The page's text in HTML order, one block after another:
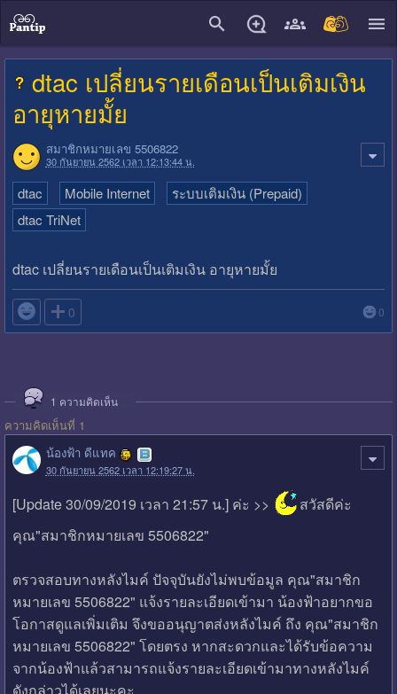
dtac เปลี่ยนรายเดือนเป็นเติมเงิน
อายุหายมั้ย
สมาชิกหมายเลข 5506822
30 กันยายน 2562 เวลา 12:13:44 น.
dtac Mobile Internet
ระบบเติมเงิน (Prepaid)
dtac TriNet
dtac เปลี่ยนรายเดือนเป็นเติมเงิน อายุหายมั้ย
 0 0
1 ความคิดเห็น
ความคิดเห็นที่ 1
น้องฟ้า ดีแทค
30 กันยายน 2562 เวลา 12:19:27 น.
[Update 30/09/2019 เวลา 21:57 น.] ค่ะ >>
สวัสดีค่ะ
คุณ"สมาชิกหมายเลข 5506822"
ตรวจสอบทางหลังไมค์ ปัจจุบันยังไม่พบข้อมูล คุณ"สมาชิก
หมายเลข 5506822" แจ้งรายละเอียดเข้ามา น้องฟ้าอยากขอ
โอกาสดูแลเพิ่มเติม จึงขออนุญาตส่งหลังไมค์ ถึง คุณ"สมาชิก
หมายเลข 5506822" โดยตรง หากสะดวกและได้รับข้อความ
จากน้องฟ้าแล้วสามารถแจ้งรายละเอียดเข้ามาทางหลังไมค์
close